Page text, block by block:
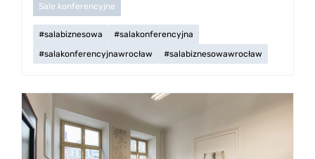
Sale konferencyjne
#salabiznesowa
#salakonferencyjna
#salakonferencyjnawrocław
#salabiznesowawrocław